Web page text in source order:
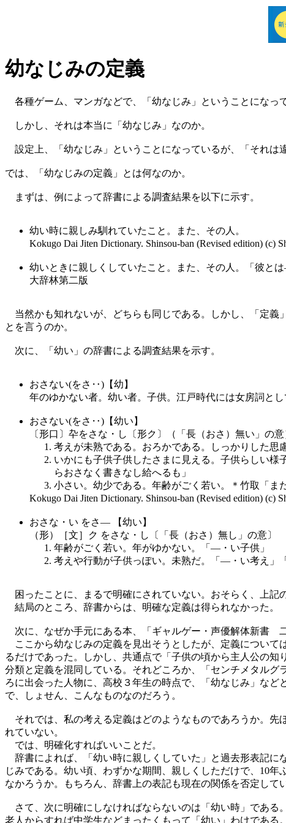
幼なじみの定義
各種ゲーム、マンガなどで、「幼なじみ」ということになっ
しかし、それは本当に「幼なじみ」なのか。
設定上、「幼なじみ」ということになっているが、「それは
では、「幼なじみの定義」とは何なのか。
まずは、例によって辞書による調査結果を以下に示す。
幼い時に親しみ馴れていたこと。また、その人。
Kokugo Dai Jiten Dictionary. Shinsou-ban (Revised edition)
幼いときに親しくしていたこと。また、その人。「彼とは
大辞林第二版
当然かも知れないが、どちらも同じである。しかし、「定義
とを言うのか。
次に、「幼い」の辞書による調査結果を示す。
おさない(をさ‥)【幼】
年のゆかない者。幼い者。子供。江戸時代には女房詞とし
おさない(をさ‥)【幼い】
〔形口〕卆をさな・し〔形ク〕（「長（おさ）無い」の意
考えが未熟である。おろかである。しっかりした思
いかにも子供子供したさまに見える。子供らしい様
らおさなく書きなし給へるも」
小さい。幼少である。年齢がごく若い。＊竹取「ま
Kokugo Dai Jiten Dictionary. Shinsou-ban (Revised edition)
おさな・い をさ― 【幼い】
（形）［文］ク をさな・し〔「長（おさ）無し」の意〕
年齢がごく若い。年がゆかない。「―・い子供」
考えや行動が子供っぽい。未熟だ。「―・い考え」
困ったことに、まるで明確にされていない。おそらく、上記
結局のところ、辞書からは、明確な定義は得られなかった。
次に、なぜか手元にある本、「ギャルゲー・声優解体新書
ここから幼なじみの定義を見出そうとしたが、定義について
るだけであった。しかし、共通点で「子供の頃から主人公の
分類と定義を混同している。それどころか、「センチメタル
ろに出会った人物に、高校３年生の時点で、「幼なじみ」な
で、しょせん、こんなものなのだろう。
それでは、私の考える定義はどのようなものであろうか。先
れていない。
では、明確化すればいいことだ。
辞書によれば、「幼い時に親しくしていた」と過去形表記に
じみである。幼い頃、わずかな期間、親しくしただけで、10
なかろうか。もちろん、辞書上の表記も現在の関係を否定し
さて、次に明確にしなければならないのは「幼い時」である
老人からすれば中学生などまったくもって「幼い」わけであ